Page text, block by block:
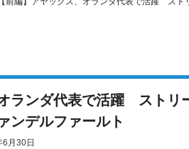
ランダ代表で活躍 ストリ
デルファールト
月30日